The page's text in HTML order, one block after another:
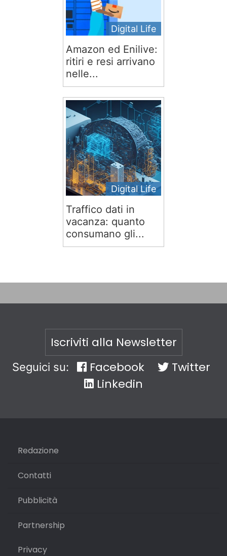
Digital Life
Amazon ed Enilive:
ritiri e resi arrivano
nelle...
Digital Life
Traffico dati in
vacanza: quanto
consumano gli...
Iscriviti alla Newsletter
Seguici su: Facebook
Twitter
Linkedin
Redazione
Contatti
Pubblicità
Partnership
Privacy